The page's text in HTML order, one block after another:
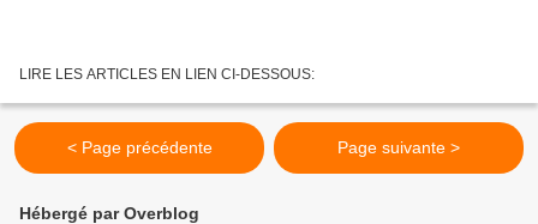
LIRE LES ARTICLES EN LIEN CI-DESSOUS:
< Page précédente Page suivante >
Hébergé par Overblog